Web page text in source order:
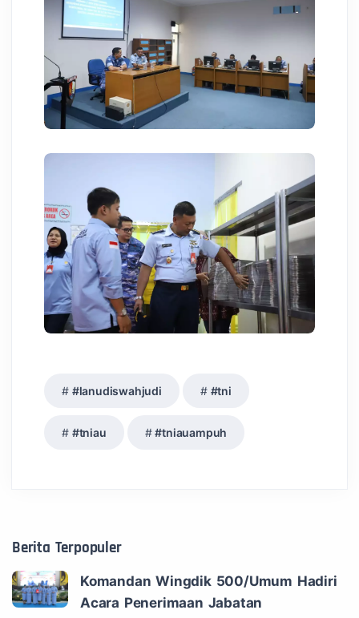
#lanudiswahjudi #tni
#tniau #tniauampuh
Berita Terpopuler
Komandan Wingdik 500/Umum Hadiri
Acara Penerimaan Jabatan